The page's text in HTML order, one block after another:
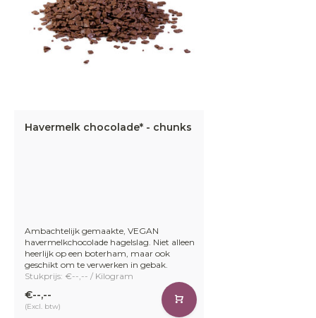
Havermelk chocolade* - chunks
Ambachtelijk gemaakte, VEGAN
havermelkchocolade hagelslag. Niet alleen
heerlijk op een boterham, maar ook
geschikt om te verwerken in gebak.
Stukprijs: €--,-- / Kilogram
€--,--
(Excl. btw)